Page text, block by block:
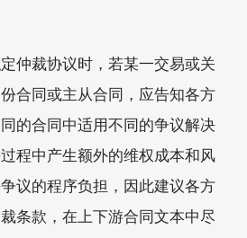
定仲裁协议时，若某一交易或关
合同或主从合同，应告知各方
的合同中适用不同的争议解决
程中产生额外的维权成本和风
议的程序负担，因此建议各方
条款，在上下游合同文本中尽